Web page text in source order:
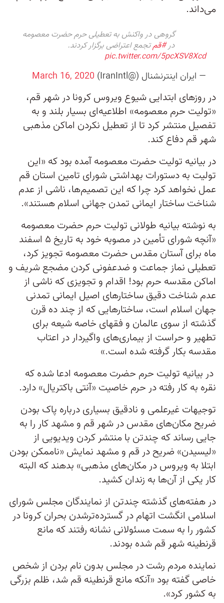
می‌داند.
گروهی در واکنش به تعطیلی حرم حضرت معصومه
در#قمتجمع اعتراضی برگزار کردند.
pic.twitter.com/5pcXSV8Xcd
— ايران اينترنشنال (@IranIntl) March 16, 2020
در روزهای ابتدایی شیوع ویروس کرونا در شهر قم،
«تولیت حرم معصومه» اطلاعیه‌ای بسیار بلند و به
تفصیل منتشر کرد تا از تعطیل نکردن اماکن مذهبی
شهر قم دفاع کند.
در بیانیه تولیت حضرت معصومه آمده بود که «این
تولیت به دستورات بهداشتی شورای تامین استان قم
عمل نخواهد کرد چرا که این تصمیم‌ها، ناشی از عدم
شناخت ساختار ایمانی تمدن جهانی اسلام هستند».
به نوشته بیانیه طولانی تولیت حرم حضرت معصومه
«آنچه شورای تأمین در مصوبه خود به تاریخ ۵ اسفند
ماه برای آستان مقدس حضرت معصومه تجویز کرد،
تعطیلی نماز جماعت و ضدعفونی کردن مضجع شریف و
اماکن مقدسه حرم بود! اقدام و تجویزی که ناشی از
عدم شناخت دقیق ساختارهای اصیل ایمانی تمدنی
جهان اسلام است، ساختارهایی که از چند ده قرن
گذشته از سوی عالمان و فقهای خاصه شیعه برای
تطهیر و حراست از بیماری‌های واگیردار در اعتاب
مقدسه بکار گرفته شده است.»
در بیانیه تولیت حرم حضرت معصومه ادعا شده که
نقره به کار رفته در حرم خاصیت «آنتی باکتریال» دارد.
توجیهات غیرعلمی و نادقیق بسیاری درباره پاک بودن
ضریح مکان‌های مقدس در شهر قم و مشهد کار را به
جایی رساند که چندتن با منتشر کردن ویدیویی از
«لیسیدن» ضریح در قم و مشهد نمایش «ناممکن بودن
ابتلا به ویروس در مکان‌های مذهبی» بدهند که البته
کار یکی از آن‌ها به زندان کشید.
در هفته‌های گذشته چندتن از نمایندگان مجلس شورای
اسلامی انگشت اتهام در گسترده‌ترشدن بحران کرونا در
کشور را به سمت مسئولانی نشانه رفتند که مانع
قرنطینه شهر قم شده بودند.
نماینده مردم رشت در مجلس بدون نام بردن از شخص
خاصی گفته بود «آنکه مانع قرنطینه قم شد، ظلم بزرگی
به کشور کرد».